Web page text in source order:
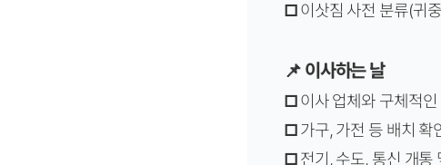
□이삿짐 사전 분류(귀
📌 이사하는 날
□이사 업체와 구체적
□가구, 가전 등 배치 확
□전기, 수도, 통신 개통